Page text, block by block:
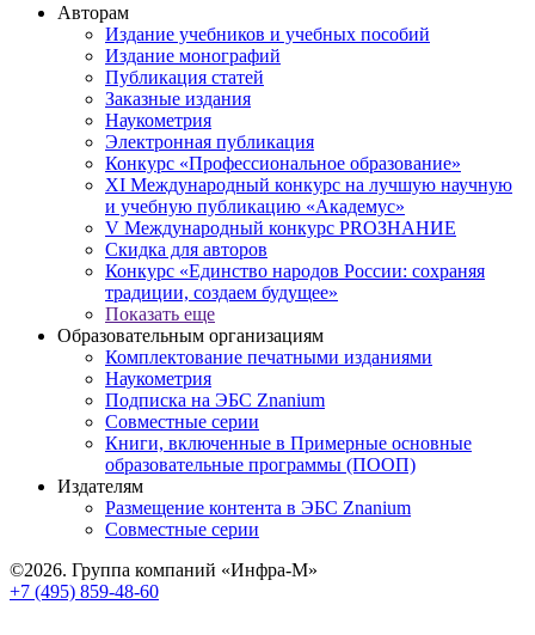
Авторам
Издание учебников и учебных пособий
Издание монографий
Публикация статей
Заказные издания
Наукометрия
Электронная публикация
Конкурс «Профессиональное образование»
XI Международный конкурс на лучшую научную
и учебную публикацию «Академус»
V Международный конкурс PROЗНАНИЕ
Скидка для авторов
Конкурс «Единство народов России: сохраняя
традиции, создаем будущее»
Показать еще
Образовательным организациям
Комплектование печатными изданиями
Наукометрия
Подписка на ЭБС Znanium
Совместные серии
Книги, включенные в Примерные основные
образовательные программы (ПООП)
Издателям
Размещение контента в ЭБС Znanium
Совместные серии
©2026. Группа компаний «Инфра-М»
+7 (495) 859-48-60